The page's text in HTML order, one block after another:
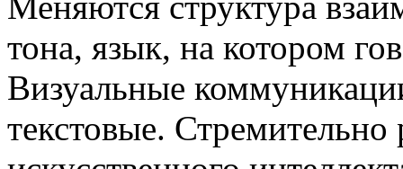
тона, язык, на котором
Визуальные
текстовые. Стремительно